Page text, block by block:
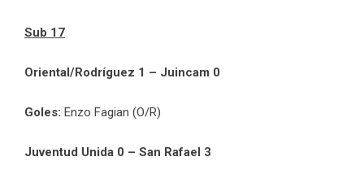
Sub 17
Oriental/Rodríguez 1 – Juincam 0
Goles: Enzo Fagian (O/R)
Juventud Unida 0 – San Rafael 3